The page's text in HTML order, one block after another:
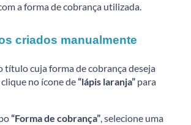
a forma de cobrança utilizada.
criados manualmente
título cuja forma de cobrança deseja
no ícone de“lápis laranja” para
“Forma de cobrança”, selecione uma